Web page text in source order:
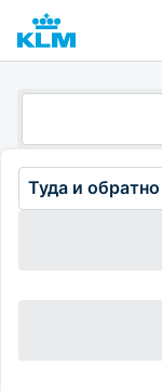
Туда и обратно